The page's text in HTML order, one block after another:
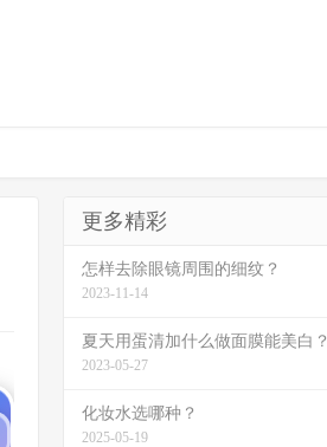
更多精彩
怎样去除眼镜周围的细纹？
2023-11-14
夏天用蛋清加什么做面膜能美白？
2023-05-27
化妆水选哪种？
2025-05-19